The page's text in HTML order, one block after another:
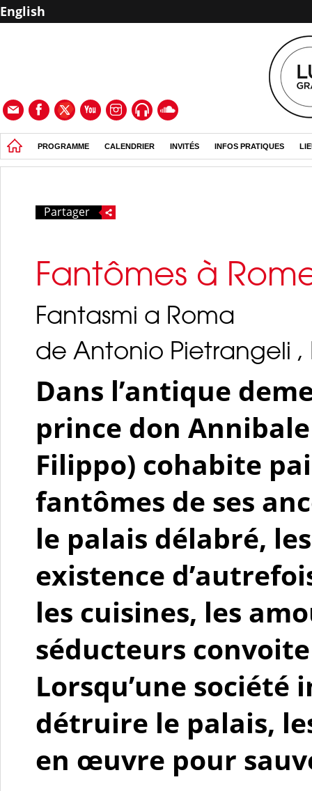
English
PROGRAMME CALENDRIER INVITÉS INFOS PRATIQUES
Partager
Fantômes à
Fantasmi a Roma
de Antonio Pietrangeli ,
Dans l’antique
prince don
Filippo) cohabite
fantômes de ses
le palais délabré,
existence
les cuisines, les
séducteurs
Lorsqu’une société
détruire le palais,
en œuvre pour